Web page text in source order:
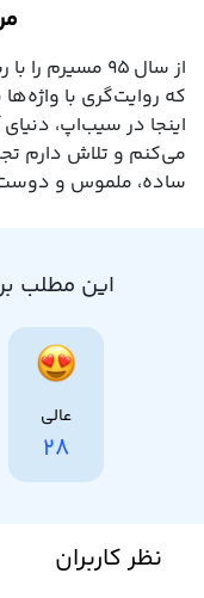
از سال ۹۵
که روایت‌گری با
اینجا در سیب‌اپ،
می‌کنم و تلاش دارم
ساده، ملموس و
این مطلب
عالی
28
نظر کاربران